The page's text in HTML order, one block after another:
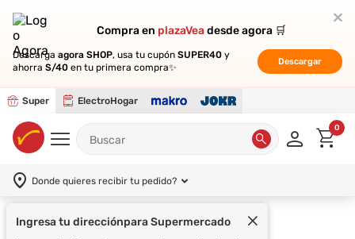
Compra en plazaVeadesde agora 🛒
Descarga agora SHOP, usa tu cupón SUPER40 y
ahorra S/40 en tu primera compra✨
Descargar
Super ElectroHogar
Compra en plazaVeadesde agora 🛒
Descarga agora SHOP, usa tu cupón SUPER40 y
ahorra S/40 en tu primera compra✨
Descargar
0
Donde quieres recibir tu pedido?
Ingresa tu direcciónpara Supermercado
Supermercado Packs ENFAGROW